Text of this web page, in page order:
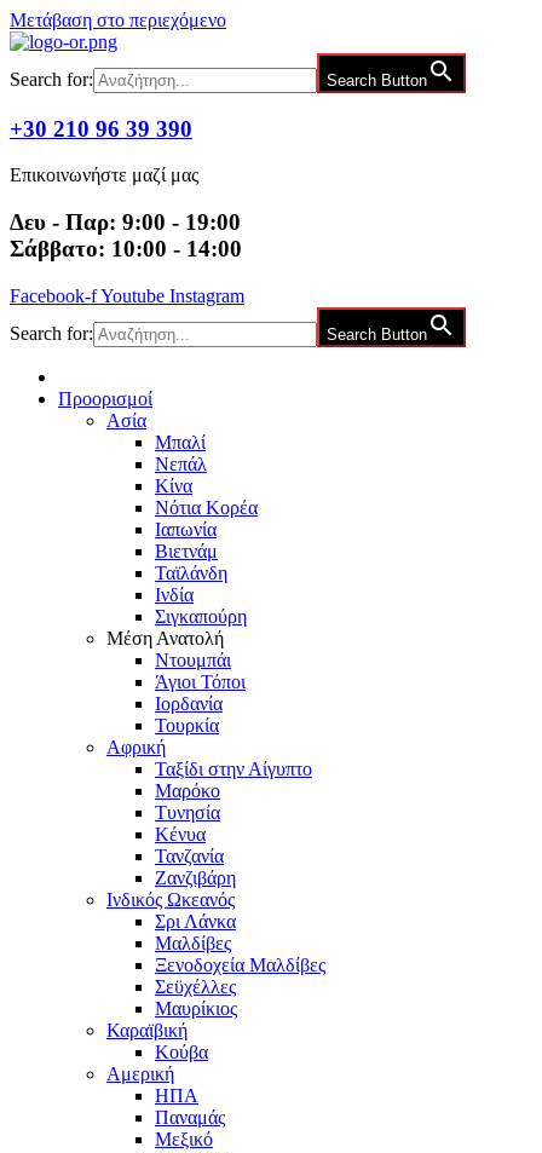
Μετάβαση στο περιεχόμενο
Search for: Search Button
+30 210 96 39 390
Επικοινωνήστε μαζί μας
Δευ - Παρ: 9:00 - 19:00
Σάββατο: 10:00 - 14:00
Facebook-fYoutube Instagram
Search for:
Search Button
Προορισμοί
Ασία
Μπαλί
Νεπάλ
Κίνα
Νότια Κορέα
Ιαπωνία
Βιετνάμ
Ταϊλάνδη
Ινδία
Σιγκαπούρη
Μέση Ανατολή
Ντουμπάι
Άγιοι Τόποι
Ιορδανία
Τουρκία
Αφρική
Ταξίδι στην Αίγυπτο
Μαρόκο
Τυνησία
Κένυα
Τανζανία
Ζανζιβάρη
Ινδικός Ωκεανός
Σρι Λάνκα
Μαλδίβες
Ξενοδοχεία Μαλδίβες
Σεϋχέλλες
Μαυρίκιος
Καραϊβική
Κούβα
Αμερική
ΗΠΑ
Παναμάς
Μεξικό